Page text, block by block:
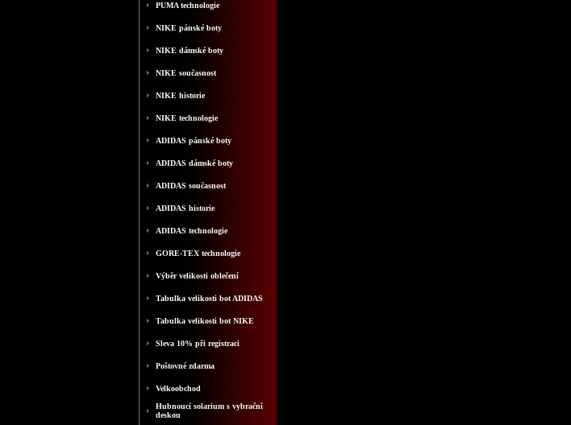
PUMA technologie
NIKE pánské boty
NIKE dámské boty
NIKE současnost
NIKE historie
NIKE technologie
ADIDAS pánské boty
ADIDAS dámské boty
ADIDAS současnost
ADIDAS historie
ADIDAS technologie
GORE-TEX technologie
Výběr velikosti oblečení
Tabulka velikosti bot ADIDAS
Tabulka velikosti bot NIKE
Sleva 10% při registraci
Poštovné zdarma
Velkoobchod
Hubnoucí solarium s vybrační
deskou